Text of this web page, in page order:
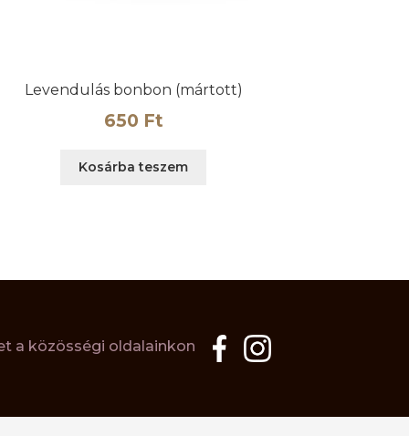
Levendulás bonbon (mártott)
650 Ft
Kosárba teszem
a közösségi oldalainkon